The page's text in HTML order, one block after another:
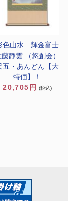
色山水 輝金富士
藤静雲 （悠創会）
五・あんどん【大
特価】！
20,705円
(税込)